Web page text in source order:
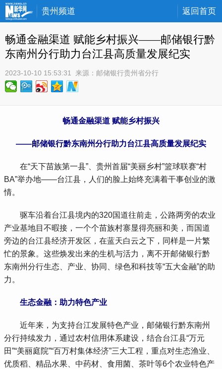
贵州频道 返回首页
畅通金融渠道 赋能乡村振兴——邮储银行黔
东南州分行助力台江县高质量发展纪实
2023-10-10 15:53:31 来源： 邮储银行贵州省分行
畅通金融渠道 赋能乡村振兴
——邮储银行黔东南州分行助力台江县高质量发展纪实
在“天下苗族第一县”、贵州首届“美丽乡村”篮球联赛“村
BA”举办地——台江县，人们的脸上始终充满着干事创业的激
情。
驱车沿着台江县境内的320国道往前走，公路两旁的农业
产业基地目不暇接，一个个苗族村寨显得亮丽和美，而国道
旁边的台江县经济开发区，在蓝天白云之下，同样是一片繁
忙的景象。这些焕发出来的生机与活力，离不开邮储银行黔
东南州分行生态、产业、协同、绿色和科技等“五大金融”的助
力。
生态金融：助力特色产业
近年来，为支持台江发展特色产业，邮储银行黔东南州
分行持续发力，通过农村信用体系建设，结合台江县“万元
田”“美丽庭院”“百万村集体经济”三大工程，重点对生态渔业、
优质稻、精品水果、中药材、食用菌、茶叶等6个农业特色产